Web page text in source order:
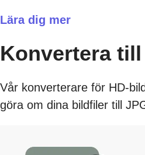
Lära dig mer
Konvertera till
Vår konverterare för HD-
göra om dina bildfiler till